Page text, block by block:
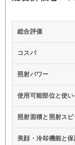
総合評価
コスパ
照射パワー
使用可能部位と使い
照射面積と照射スピ
美顔・冷却機能と保